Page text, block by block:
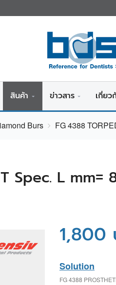
สินค้า ข่าวสาร เกี่ยว
Burs FG 4388
Spec. L
1,800
Solution
FG 4388